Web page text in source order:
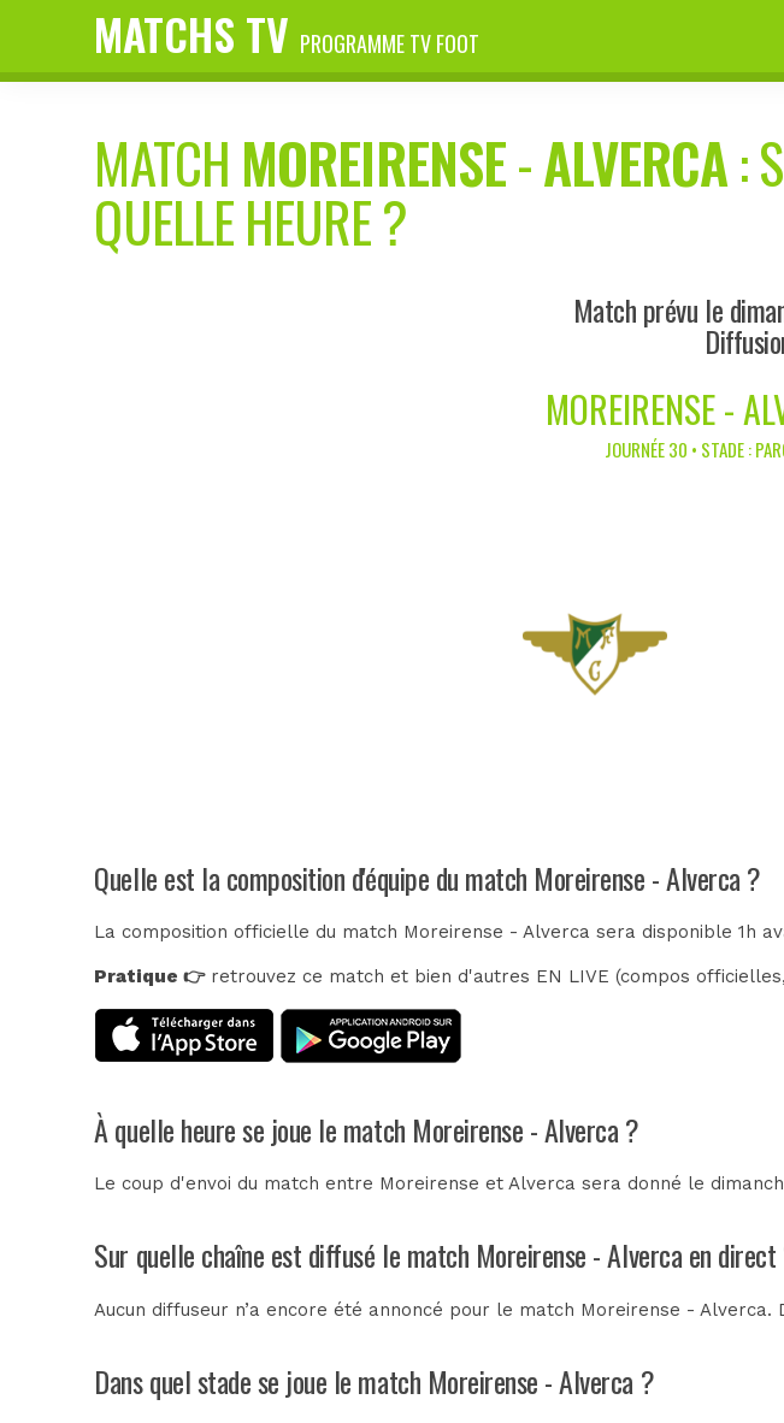
MATCHS TV PROGRAMME TV FOOT
MATCH MOREIRENSE-ALVERCA:
QUELLE HEURE ?
Match prévu le
MOREIRENSE -
JOURNÉE 30 • STADE :
Quelle est la composition d'équipe du match Moreirense - Alverca ?
La composition officielle du match Moreirense - Alverca sera disponible 1h
Pratique 👉retrouvez ce match et bien d'autres EN LIVE (compos
À quelle heure se joue le match Moreirense - Alverca ?
Le coup d'envoi du match entre Moreirense et Alverca sera donné le
Sur quelle chaîne est diffusé le match Moreirense - Alverca en
Aucun diffuseur n’a encore été annoncé pour le match Moreirense -
Dans quel stade se joue le match Moreirense - Alverca ?